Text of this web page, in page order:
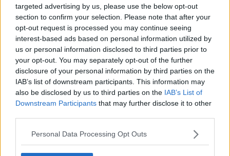
targeted advertising by us, please use the below opt-out
section to confirm your selection. Please note that after your
opt-out request is processed you may continue seeing
interest-based ads based on personal information utilized by
us or personal information disclosed to third parties prior to
your opt-out. You may separately opt-out of the further
disclosure of your personal information by third parties on the
IAB’s list of downstream participants. This information may
also be disclosed by us to third parties on the IAB’s List of
Downstream Participants that may further disclose it to other
Personal Data Processing Opt Outs
PISA — Ennesimo incidente sulla FiPiLi, ormai all'ordine del giorno.
Nelle prime ore del mattino un incidente ha bloccato il traffico in
direzione Pisa, all'altezza di Navacchio. Le code hanno raggiunto
gli 8 chilometri con gravi ritardi per tutti.
Da quanto emergerebbe l'incidente è stato causato da un
tamponamento e sul posto ci sono sanitari e forze dell'ordine. Non
ci sarebbero feriti gravi.